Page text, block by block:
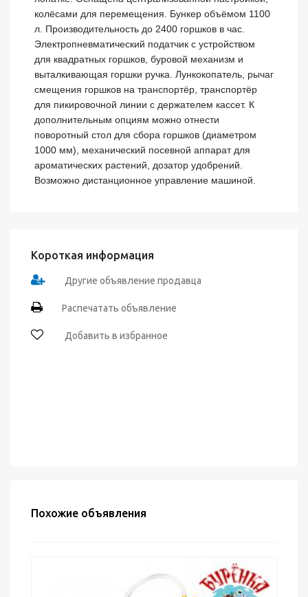
колёсами для перемещения. Бункер объёмом 1100
л. Производительность до 2400 горшков в час.
Электропневматический податчик с устройством
для квадратных горшков, буровой механизм и
выталкивающая горшки ручка. Лункокопатель, рычаг
смещения горшков на транспортёр, транспортёр
для пикировочной линии с держателем кассет. К
дополнительным опциям можно отнести
поворотный стол для сбора горшков (диаметром
1000 мм), механический посевной аппарат для
ароматических растений, дозатор удобрений.
Возможно дистанционное управление машиной.
Короткая информация
Другие объявление продавца
Распечатать объявление
Добавить в избранное
Похожие объявления